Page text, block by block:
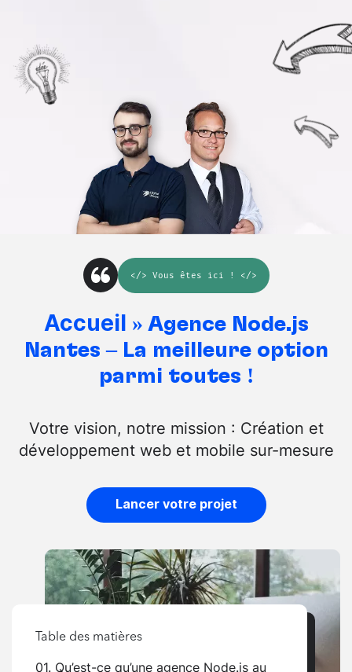
</> Vous êtes ici ! </>
Accueil » Agence Node.js
Nantes – La meilleure option
parmi toutes !
Votre vision, notre mission : Création et
développement web et mobile sur-mesure
Lancer votre projet
Table des matières
01. Qu’est-ce qu’une agence Node.js au